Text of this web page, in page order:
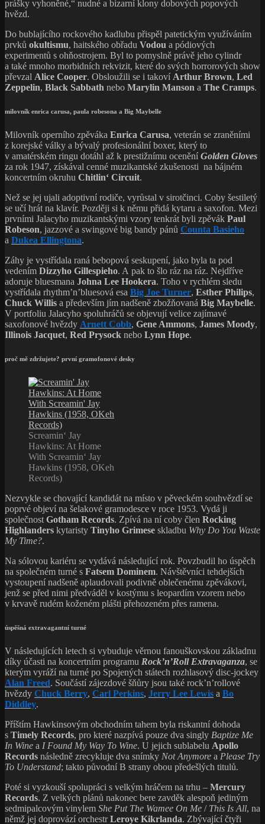
prášky vyhoněné,“ nudné a bizarní klony dobových popových
hvězd.
Do bublajícího rockového kadlubu přispěl patetickým využíváním
prvků okultismu, haitského obřadu Vodou a pódiových
experimentů s ohňostrojem. Byl to pomyslně právě jeho cylindr
a také mnoho morbidních rekvizit, které do svých horrorových show
převzal Alice Cooper. Obsloužili se i takoví Arthur Brown, Led
Zeppelin, Black Sabbath nebo Marylin Manson a The Cramps.
milovník enrica carusa, paula robesona a Big Maybelle
Milovník operního zpěváka Enrica Carusa, veterán se zraněními
z korejské války a bývalý profesionální boxer, který to
v amatérském ringu dotáhl až k prestižnímu ocenění Golden Gloves
za rok 1947, získával cenné muzikantské zkušenosti na bájném
koncertním okruhu Chitlin‘ Circuit.
Než se jej ujali adoptivní rodiče, vyrůstal v sirotčinci. Coby šestiletý
se učí hrát na klavír. Později si k němu přidá kytaru a saxofon. Mezi
prvními Jalacyho muzikantskými vzory tenkrát byli zpěvák Paul
Robeson, jazzové a swingové big bandy pánů Counta Basieho
a Dukea Ellingtona.
Záhy je vystřídala raná bebopová seskupení, jako byla ta pod
vedením Dizzyho Gillespieho. A pak to šlo ráz na ráz. Nejdříve
adoruje bluesmana Johna Lee Hookera. Toho v rychlém sledu
vystřídala rhythm’n’bluesová esa Big Joe Turner, Esther Philips,
Chuck Willis a především jím nadšeně zbožňovaná Big Maybelle.
V portfoliu Jalacyho spoluhráčů se objevují velice zajímavé
saxofonové hvězdy Arnett Cobb, Gene Ammons, James Moody,
Illinois Jacquet, Red Prysock nebo Lynn Hope.
proč mě zdržujete? první gramofonové desky
Screamin‘ Jay
Hawkins: At Home
With Screamin‘ Jay
Hawkins (1958, OKeh
Records)
Nezvykle se chovající kandidát na místo v pěveckém souhvězdí se
poprvé objeví na šelakové gramodesce v roce 1953. Vydá ji
společnost Gotham Records. Zpívá na ní coby člen Rocking
Highlanders kytaristy Tinyho Grimese skladbu Why Do You Waste
My Time?.
Na sólovou kariéru se vydává následující rok. Povzbudil ho úspěch
na společném turné s Fatsem Dominem. Návštěvníci tehdejších
vystoupení nadšeně aplaudovali podivně oblečenému zpěvákovi,
jenž se před nimi předváděl v kostýmu s leopardím vzorem nebo
v krvavě rudém koženém plášti přehozeném přes ramena.
úspěšná extravagantní turné
V následujících letech si vybuduje věrnou fanouškovskou základnu
díky účasti na koncertním programu Rock’n’Roll Extravaganza, se
kterým vyráží na turné po Spojených státech rozhlasový disc-jockey
Alan Freed. Součástí zájezdové šňůry jsou také rock’n’rollové
hvězdy Chuck Berry, Carl Perkins, Jerry Lee Lewis a Bo
Diddley.
Příštím Hawkinsovým obchodním tahem byla riskantní dohoda
s Timely Records, pro které nazpívá pouze dva singly Baptize Me
In Wine a I Found My Way To Wine. U jejich sublabelu Apollo
Records následně zrecykluje dva snímky Not Anymore a Please Try
To Understand; takto původní B strany obou předešlých titulů.
Poté si vyzkouší spolupráci s velkým hráčem na trhu – Mercury
Records. Z velkých plánů nakonec bere zavděk alespoň jediným
sedmipalcovým vinylem She Put The Wamee On Me / This Is All, na
němž jej doprovází orchestrLeroye Kikrlanda. Zbývající čtyři